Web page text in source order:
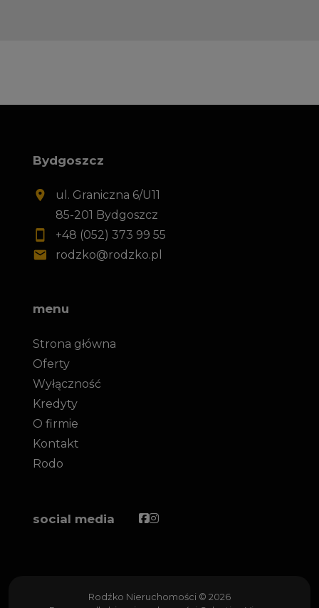
Bydgoszcz
ul. Graniczna 6/U11
85-201 Bydgoszcz
+48 (052) 373 99 55
rodzko@rodzko.pl
menu
Strona główna
Oferty
Wyłączność
Kredyty
O firmie
Kontakt
Rodo
social media Facebook
Facebook
Rodźko Nieruchomości © 2026